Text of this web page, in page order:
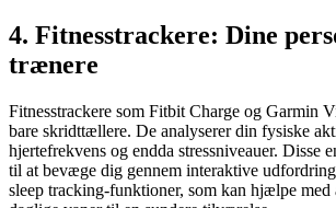
4. Fitnesstrackere: Dine
trænere
Fitnesstrackere som Fitbit Charge og Garmin
bare skridttællere. De analyserer din fysiske
hjertefrekvens og endda stressniveauer. Disse
til at bevæge dig gennem interaktive
sleep tracking-funktioner, som kan hjælpe med